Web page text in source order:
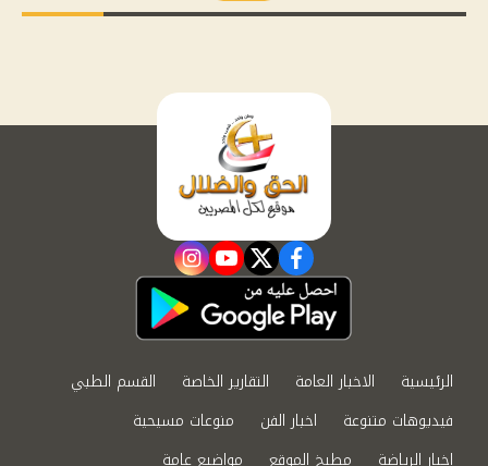
facebook
twitter
youtube
instagram
الرئيسية الاخبار العامة التقارير الخاصة
القسم الطبي
فيديوهات متنوعة
اخبار الفن
منوعات مسيحية